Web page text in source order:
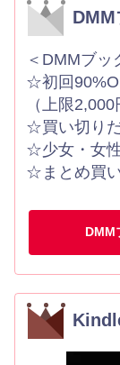
DMM
＜DMMブッ
☆初回
（上限2,000
☆買い切り
☆少女・女
☆まとめ買
DMM